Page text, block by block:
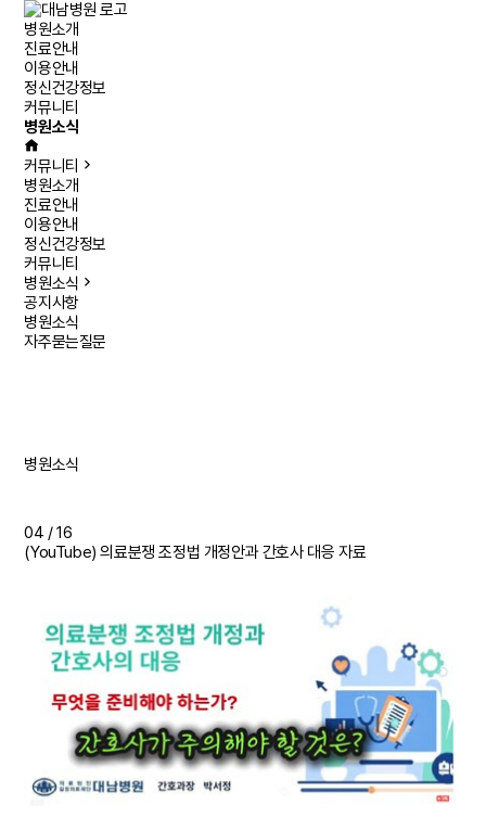
병원소개
진료안내
이용안내
정신건강정보
커뮤니티
병원소식
커뮤니티
병원소개
진료안내
이용안내
정신건강정보
커뮤니티
병원소식
공지사항
병원소식
자주묻는질문
병원소식
04 /16
(YouTube) 의료분쟁 조정법 개정안과 간호사 대응 자료